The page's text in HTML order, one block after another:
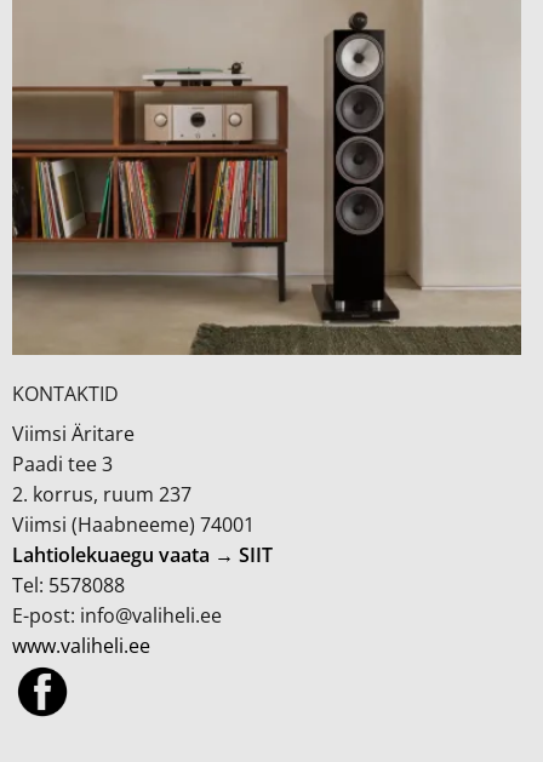
KONTAKTID
Viimsi Äritare
Paadi tee 3
2. korrus, ruum 237
Viimsi (Haabneeme) 74001
Lahtiolekuaegu vaata → SIIT
Tel: 5578088
E-post: info@valiheli.ee
www.valiheli.ee